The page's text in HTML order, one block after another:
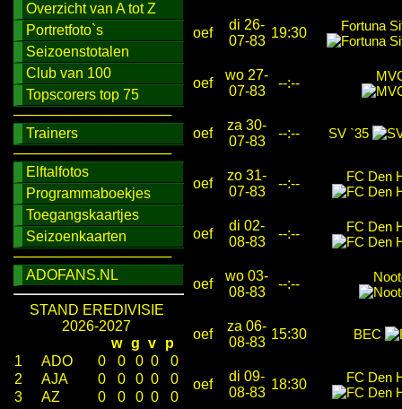
Overzicht van A tot Z
Portretfoto`s
Seizoenstotalen
Club van 100
Topscorers top 75
────────────────
Trainers
────────────────
Elftalfotos
Programmaboekjes
Toegangskaartjes
Seizoenkaarten
────────────────
ADOFANS.NL
STAND EREDIVISIE
2026-2027
w g v
p
1
ADO 0 0 0 0
0
2
AJA 0 0 0 0
0
3
AZ 0 0 0 0
0
oef
di 26-
07-83
19:30 Fortuna
oef
wo 27-
07-83
--:--
oef
za 30-
07-83
--:-- SV `35
oef
zo 31-
07-83
--:-- FC Den
oef
di 02-
08-83
--:-- FC Den
oef
wo 03-
08-83
--:--
oef
za 06-
08-83
15:30 BEC
oef
di 09-
08-83
18:30 FC Den